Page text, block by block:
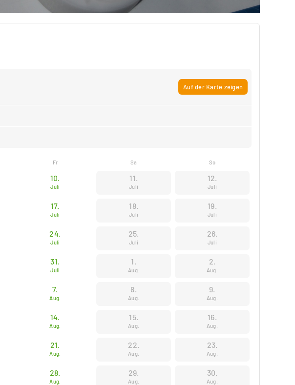
Auf der Karte zeigen
Fr Sa So
10.
Juli
11.
Juli
12.
Juli
17.
Juli
18.
Juli
19.
Juli
24.
Juli
25.
Juli
26.
Juli
31.
Juli
1.
Aug.
2.
Aug.
7.
Aug.
8.
Aug.
9.
Aug.
14.
Aug.
15.
Aug.
16.
Aug.
21.
Aug.
22.
Aug.
23.
Aug.
28.
Aug.
29.
Aug.
30.
Aug.